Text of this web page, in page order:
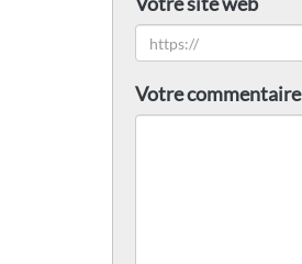
Votre commentaire